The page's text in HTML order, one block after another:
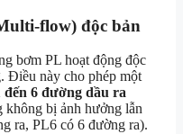
flow) độc bản
bơm PL hoạt động độc
Điều này cho phép một
đến 6 đường dầu ra
không bị ảnh hưởng lẫn
ra, PL6 có 6 đường ra).